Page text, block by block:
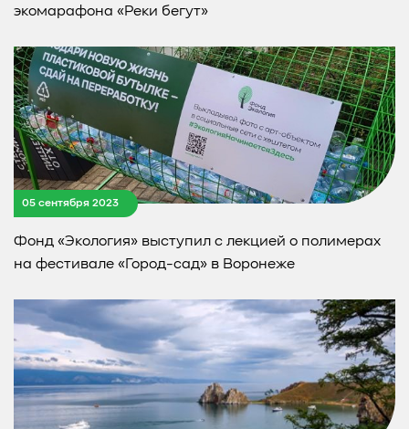
экомарафона «Реки бегут»
05 сентября 2023
Фонд «Экология» выступил с лекцией о полимерах
на фестивале «Город-сад» в Воронеже